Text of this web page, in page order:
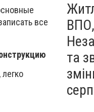
все
та